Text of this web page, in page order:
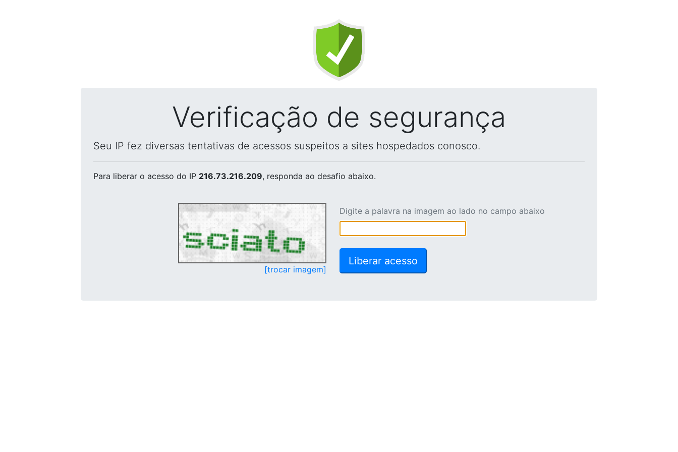
Verificação de segurança
Seu IP fez diversas tentativas de acessos suspeitos a sites hospedados conosco.
Para liberar o acesso do IP 216.73.216.209, responda ao desafio abaixo.
[trocar imagem]
Digite a palavra na imagem ao lado no campo abaixo